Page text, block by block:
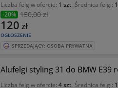
Liczba felg w ofercie: 1 szt. Średnica felgi:
-20% 150,00 zł
OGŁOSZENIE
120 zł
SPRZEDAJĄCY: OSOBA PRYWATNA
Alufelgi styling 31 do BMW E39
Liczba felg w ofercie: 4 szt. Średnica felgi: